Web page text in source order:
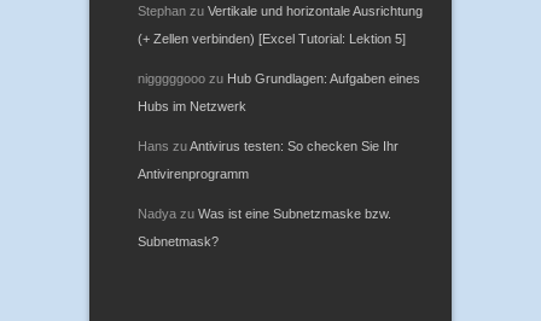
Stephan zu Vertikale und horizontale Ausrichtung
(+ Zellen verbinden) [Excel Tutorial: Lektion 5]
nigggggooo zu Hub Grundlagen: Aufgaben eines
Hubs im Netzwerk
Hans zuAntivirus testen: So checken Sie Ihr
Antivirenprogramm
Nadya zu Was ist eine Subnetzmaske bzw.
Subnetmask?